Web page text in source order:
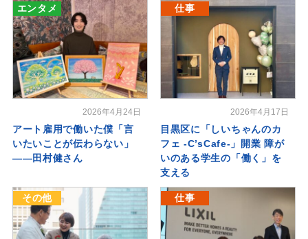
エンタメ
2026年4月24日
アート雇用で働いた僕「言
いたいことが伝わらない」
――田村健さん
仕事
2026年4月17日
目黒区に「しいちゃんのカ
フェ -C’sCafe-」開業 障が
いのある学生の「働く」を
支える
その他 仕事